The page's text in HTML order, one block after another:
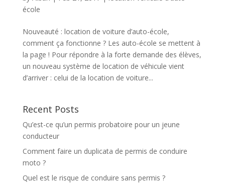
école
Nouveauté : location de voiture d’auto-école,
comment ça fonctionne ? Les auto-école se mettent à
la page ! Pour répondre à la forte demande des élèves,
un nouveau système de location de véhicule vient
d’arriver : celui de la location de voiture...
Recent Posts
Qu’est-ce qu’un permis probatoire pour un jeune
conducteur
Comment faire un duplicata de permis de conduire
moto ?
Quel est le risque de conduire sans permis ?